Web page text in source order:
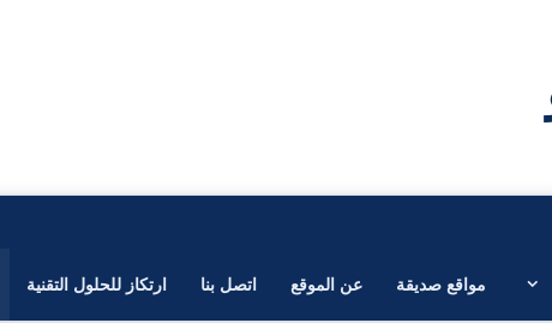
مواقع صديقة عن الموقع اتصل بنا ارتكاز للحلول التقنية